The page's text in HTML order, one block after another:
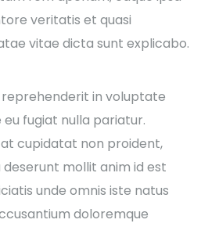
veritatis et quasi
vitae dicta sunt explicabo.
reprehenderit in voluptate
fugiat nulla pariatur.
cupidatat non proident,
mollit anim id est
unde omnis iste natus
doloremque